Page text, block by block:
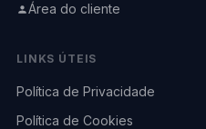
Área do cliente
LINKS ÚTEIS
Política de Privacidade
Política de Cookies